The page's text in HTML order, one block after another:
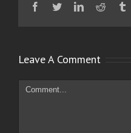
Facebook
TwitterLinkedinReddit
Leave A Comment
Comment